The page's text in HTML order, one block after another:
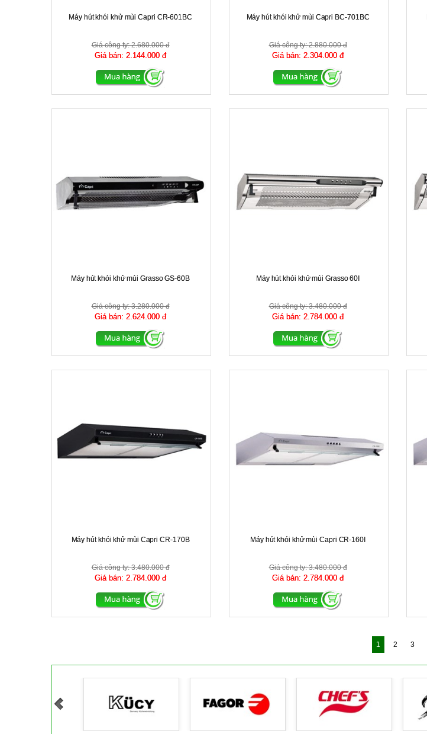
Máy hút khói khử mùi Capri CR-601BC
Giá công ty:2.680.000 đ
Giá bán: 2.144.000 đ
Máy hút khói khử mùi Capri BC-701BC
Giá công ty:2.880.000 đ
Giá bán: 2.304.000 đ
Máy hút khói khử mùi Grasso GS-60B
Giá công ty:3.280.000 đ
Giá bán: 2.624.000 đ
Máy hút khói khử mùi Grasso 60I
Giá công ty:3.480.000 đ
Giá bán: 2.784.000 đ
Máy hút khói khử mùi Capri CR-170B
Giá công ty:3.480.000 đ
Giá bán: 2.784.000 đ
Máy hút khói khử mùi Capri CR-160I
Giá công ty:3.480.000 đ
Giá bán: 2.784.000 đ
1 2 3